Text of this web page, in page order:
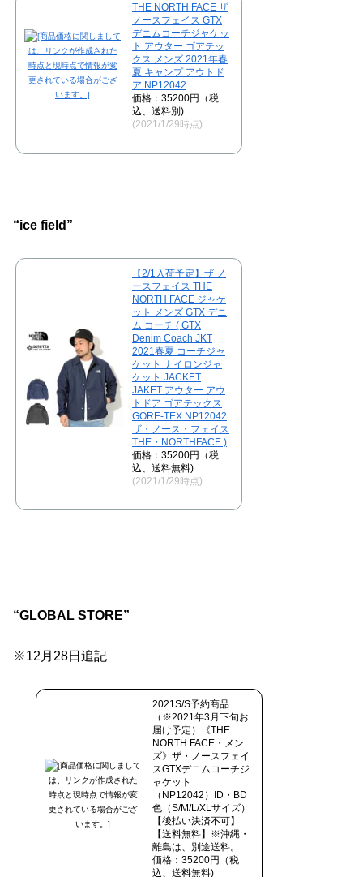
THE NORTH FACE ザ
ノースフェイス GTX
デニムコーチジャケッ
ト アウター ゴアテッ
クス メンズ 2021年春
夏 キャンプ アウトド
ア NP12042
価格：35200円（税
込、送料別)
(2021/1/29時点)
“ice field”
【2/1入荷予定】ザ ノ
ースフェイス THE
NORTH FACE ジャケ
ット メンズ GTX デニ
ム コーチ ( GTX
Denim Coach JKT
2021春夏 コーチジャ
ケット ナイロンジャ
ケット JACKET
JAKET アウター アウ
トドア ゴアテックス
GORE-TEX NP12042
ザ・ノース・フェイス
THE・NORTHFACE )
価格：35200円（税
込、送料無料)
(2021/1/29時点)
“GLOBAL STORE”
※12月28日追記
2021S/S予約商品
（※2021年3月下旬お
届け予定）《THE
NORTH FACE・メン
ズ》ザ・ノースフェイ
スGTXデニムコーチジ
ャケット
（NP12042）ID・BD
色（S/M/L/XLサイズ）
【後払い決済不可】
【送料無料】※沖縄・
離島は、別途送料。
価格：35200円（税
込、送料無料)